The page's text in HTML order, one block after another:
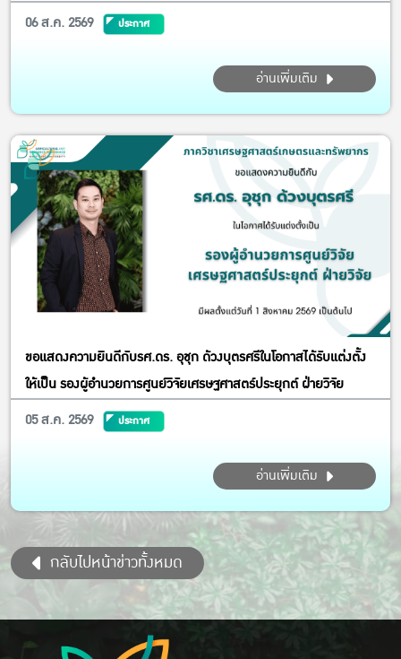
06 ส.ค. 2569
ประกาศ
อ่านเพิ่มเติม
ขอแสดงความยินดีกับรศ.ดร. อุชุก ด้วงบุตรศรีในโอกาสได้รับแต่งตั้ง
ให้เป็น รองผู้อำนวยการศูนย์วิจัยเศรษฐศาสตร์ประยุกต์ ฝ่ายวิจัย
05 ส.ค. 2569
ประกาศ
อ่านเพิ่มเติม
กลับไปหน้าข่าวทั้งหมด